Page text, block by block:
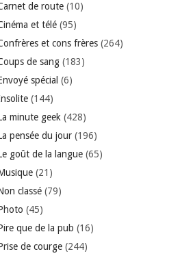
de route (10)
et télé (95)
et cons frères (264)
de sang (183)
spécial (6)
(144)
minute geek (428)
pensée du jour (196)
goût de la langue (65)
(21)
classé (79)
(45)
que de la pub (16)
de courge (244)